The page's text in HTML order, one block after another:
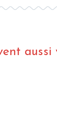
aussi